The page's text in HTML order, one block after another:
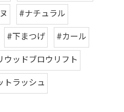
#ナチュラル
#下まつげ
#カール
ウッドブロウリフト
トラッシュ